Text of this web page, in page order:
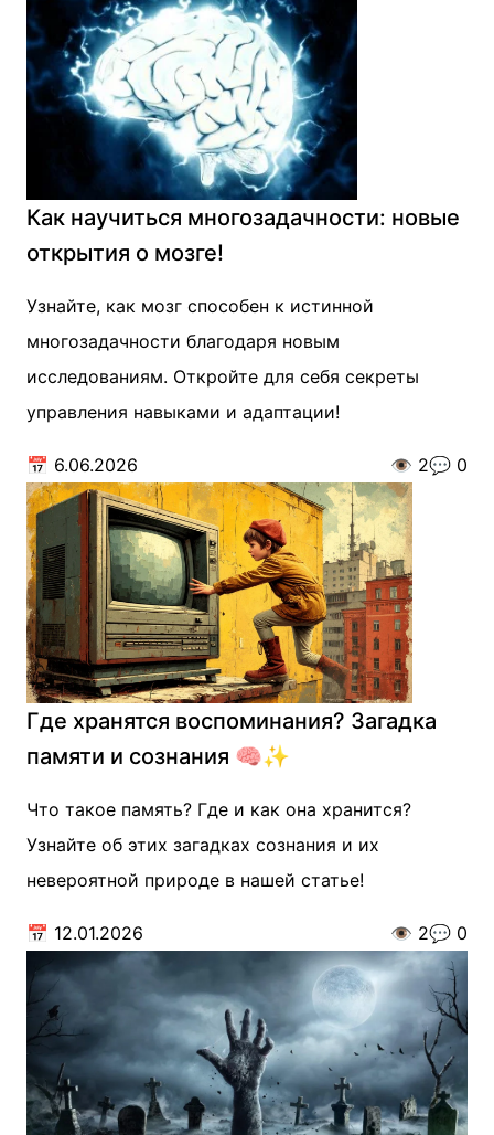
Как научиться многозадачности: новые
открытия о мозге!
Узнайте, как мозг способен к истинной
многозадачности благодаря новым
исследованиям. Откройте для себя секреты
управления навыками и адаптации!
📅 6.06.2026 👁️ 2💬 0
Где хранятся воспоминания? Загадка
памяти и сознания 🧠✨
Что такое память? Где и как она хранится?
Узнайте об этих загадках сознания и их
невероятной природе в нашей статье!
📅 12.01.2026 👁️ 2💬 0